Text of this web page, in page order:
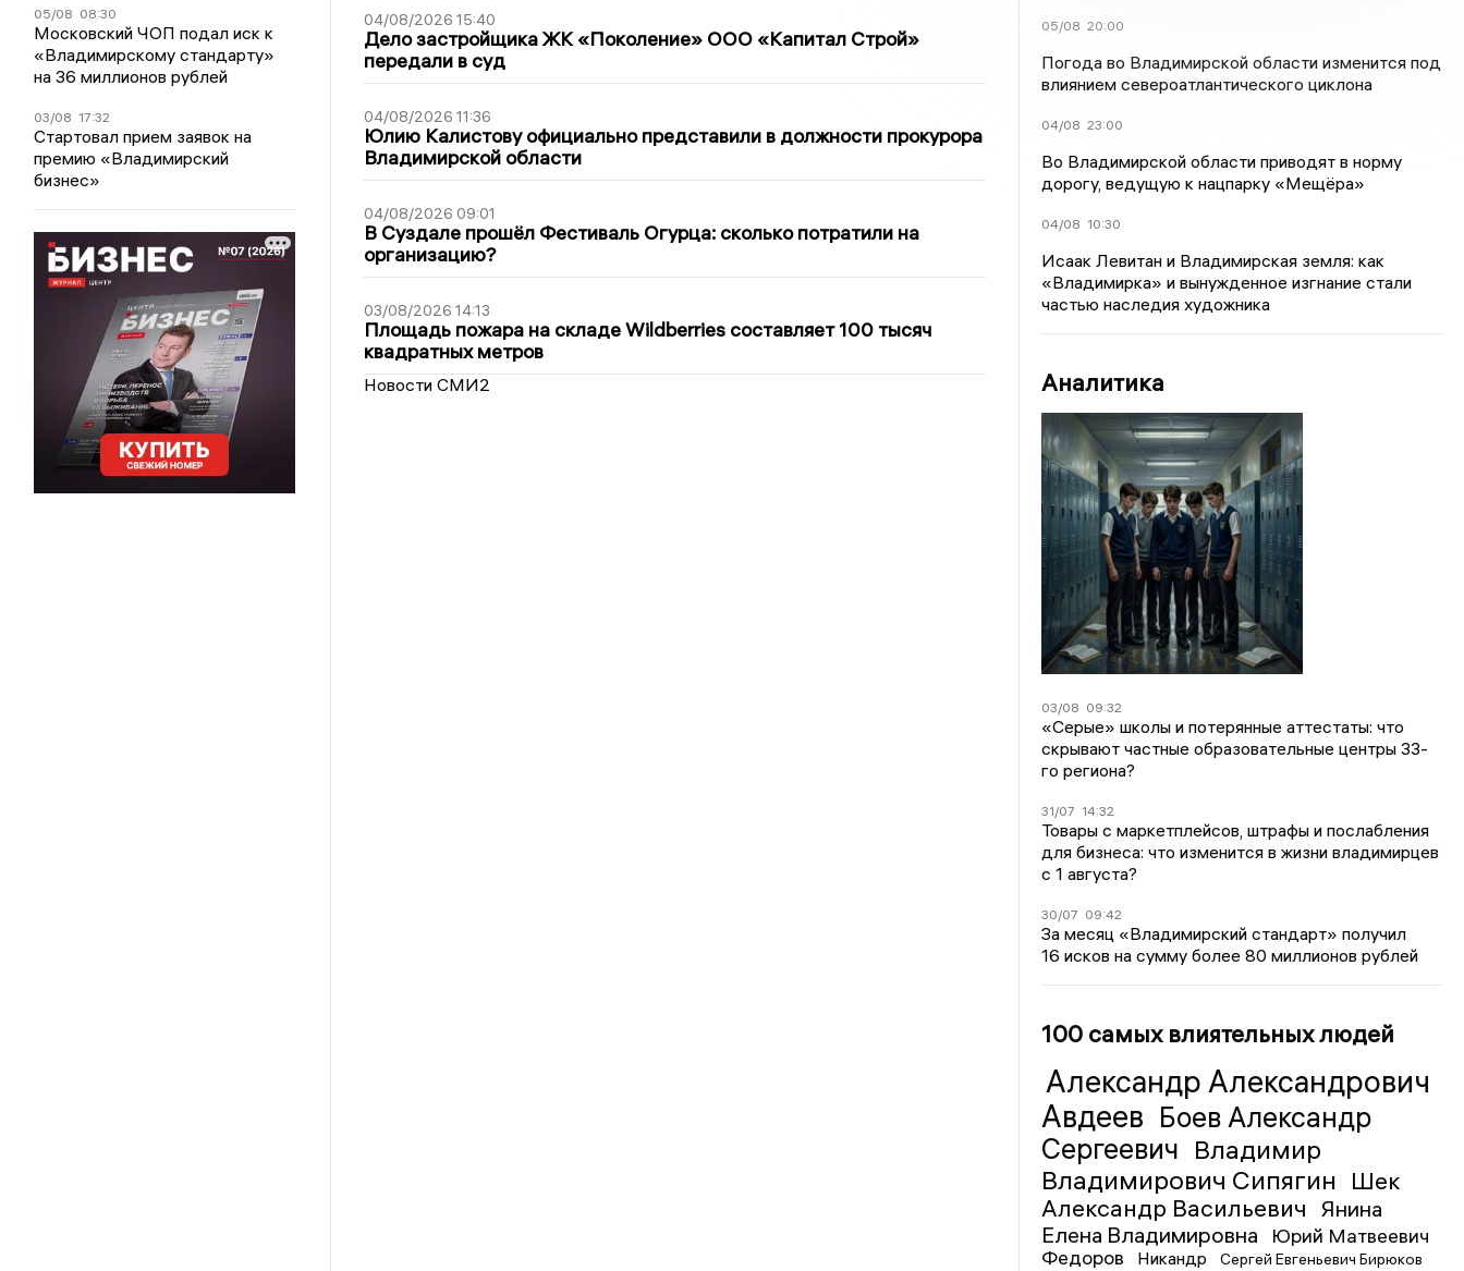
05/08 08:30
Московский ЧОП подал иск к
«Владимирскому стандарту»
на 36 миллионов рублей
03/08 17:32
Стартовал прием заявок на
премию «Владимирский
бизнес»
04/08/2026 15:40
Дело застройщика ЖК «Поколение» ООО «Капитал Строй»
передали в суд
04/08/2026 11:36
Юлию Калистову официально представили в должности прокурора
Владимирской области
04/08/2026 09:01
В Суздале прошёл Фестиваль Огурца: сколько потратили на
организацию?
03/08/2026 14:13
Площадь пожара на складе Wildberries составляет 100 тысяч
квадратных метров
Новости СМИ2
05/08 20:00
Погода во Владимирской области изменится под
влиянием североатлантического циклона
04/08 23:00
Во Владимирской области приводят в норму
дорогу, ведущую к нацпарку «Мещёра»
04/08 10:30
Исаак Левитан и Владимирская земля: как
«Владимирка» и вынужденное изгнание стали
частью наследия художника
Аналитика
03/08 09:32
«Серые» школы и потерянные аттестаты: что
скрывают частные образовательные центры 33-
го региона?
31/07 14:32
Товары с маркетплейсов, штрафы и послабления
для бизнеса: что изменится в жизни владимирцев
с 1 августа?
30/07 09:42
За месяц «Владимирский стандарт» получил
16 исков на сумму более 80 миллионов рублей
100 самых влиятельных людей
Александр Александрович
Авдеев Боев Александр
Сергеевич Владимир
Владимирович Сипягин Шек
Александр Васильевич
Янина
Елена Владимировна
Юрий Матвеевич
Федоров
Никандр Сергей Евгеньевич Бирюков